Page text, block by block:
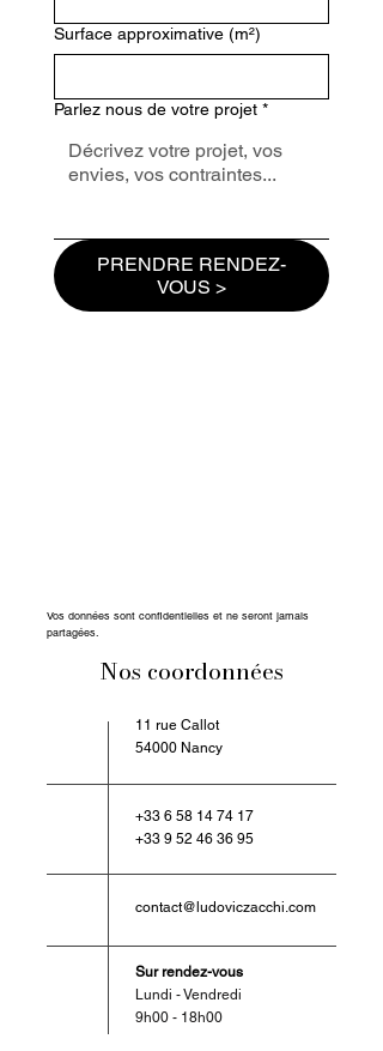
Surface approximative (m²)
Parlez nous de votre projet *
PRENDRE RENDEZ-
VOUS >
Vos données sont confidentielles et ne seront jamais
partagées.
Nos coordonnées
11 rue Callot
54000 Nancy
+33 6 58 14 74 17
+33 9 52 46 36 95
contact@ludoviczacchi.com
Sur rendez-vous
Lundi - Vendredi
9h00 - 18h00